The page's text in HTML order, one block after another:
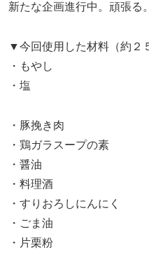
新たな企画進行中。頑張
▼今回使用した材料（約２
・もやし
・塩 小さじ
・豚挽き肉 １
・鶏ガラスープの素
・醤油 小さ
・料理酒 小
・すりおろしにんにく
・ごま油 小
・片栗粉 大さ